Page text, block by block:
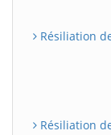
Résiliation
Résiliation